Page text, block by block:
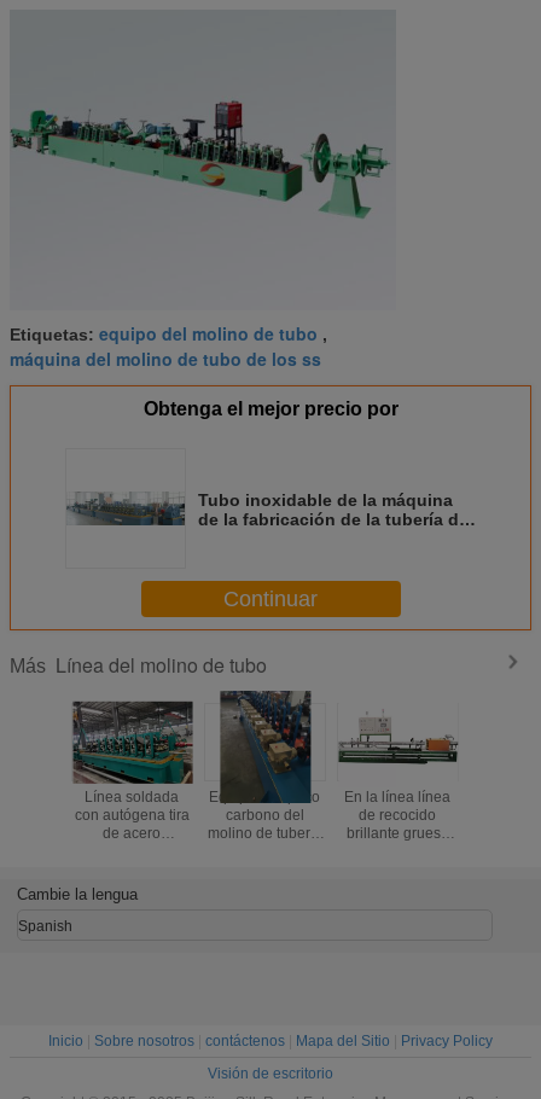
Etiquetas: equipo del molino de tubo ,
máquina del molino de tubo de los ss
Obtenga el mejor precio por
Tubo inoxidable de la máquina
de la fabricación de la tubería de
Continuar
Más Línea del molino de tubo
Línea soldada
con autógena tira
de acero
Equipo con poco
carbono del
molino de tubería
En la línea línea
de recocido
brillante grueso
Cambie la lengua
Spanish
Inicio Sobre nosotros contáctenos Mapa del Sitio
Privacy Policy
Visión de escritorio